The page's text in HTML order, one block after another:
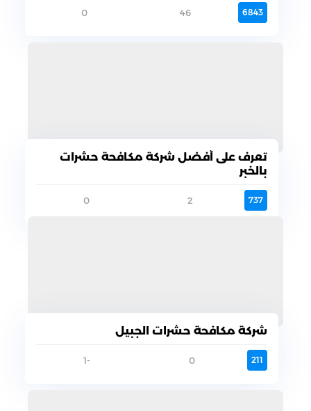
6843
46
0
تعرف على أفضل شركة مكافحة حشرات
بالخبر
737
2
0
شركة مكافحة حشرات الجبيل
211
0
-1